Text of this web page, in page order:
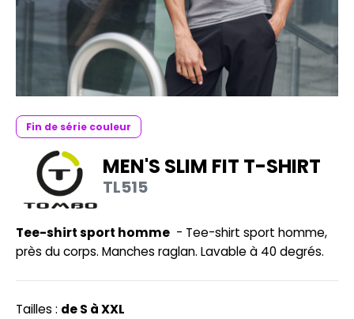
DE SERIE
VISIBILITE
YOUR BRAND
SI ON L'APPELAIT FRANCIS
BY PROMODORO
Fin de série couleur
MEN'S SLIM FIT T-SHIRT
TL515
Tee-shirt sport homme - Tee-shirt sport homme,
près du corps. Manches raglan. Lavable à 40 degrés.
Tailles : de S à XXL